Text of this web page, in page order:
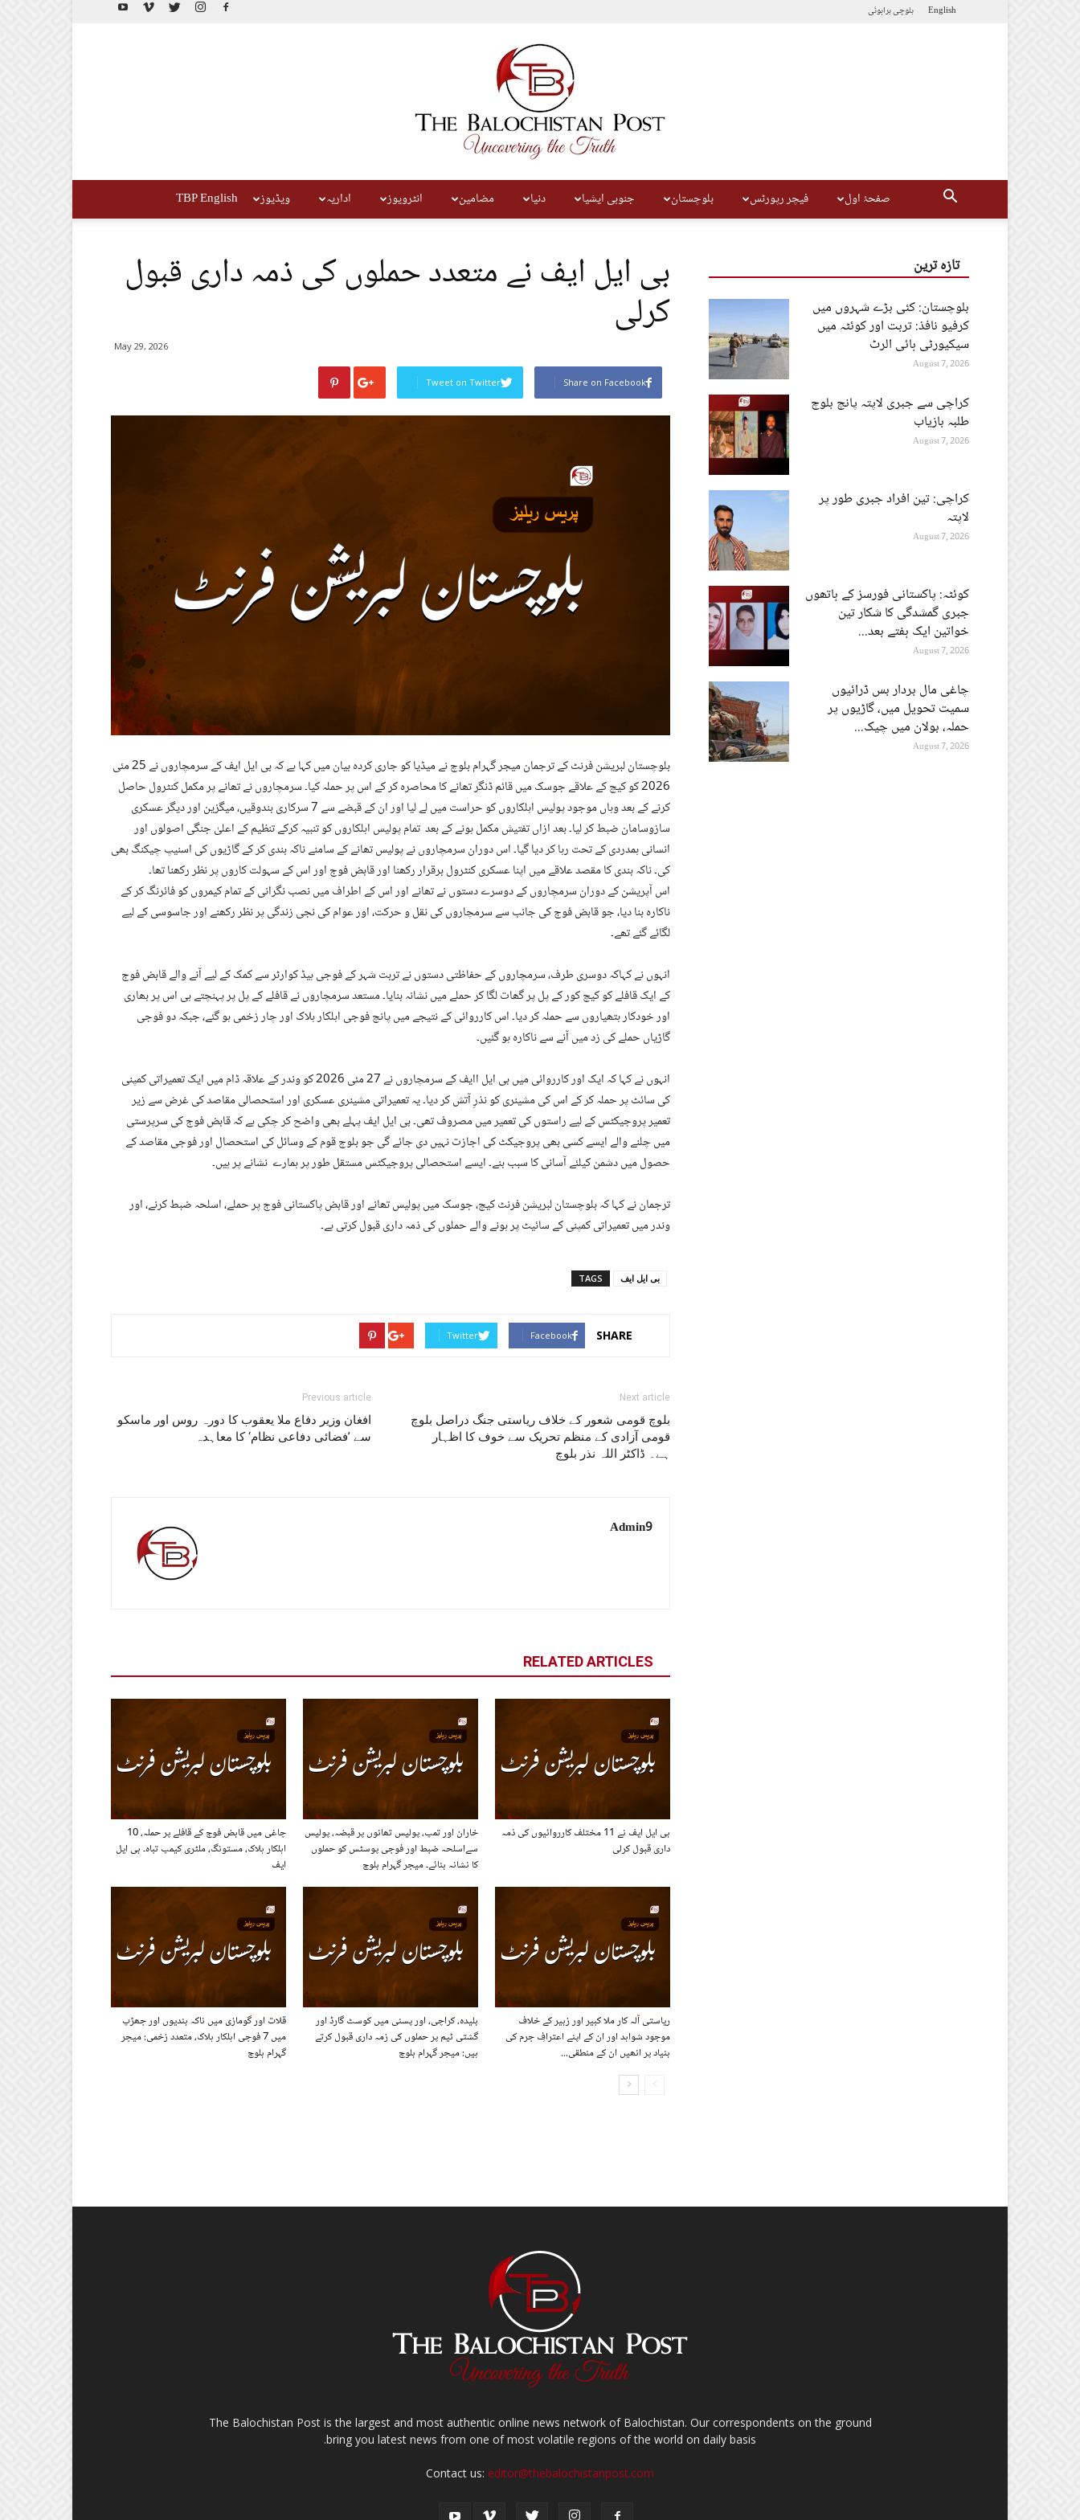
English بلوچیبراہوئی
صفحۂ اول فیچر رپورٹس بلوچستان جنوبی ایشیا دنیا مضامین انٹرویوز اداریہ ویڈیوز TBP English
بی ایل ایف نے متعدد حملوں کی ذمہ داری قبول
کرلی
May 29, 2026
Share on Facebook
Tweet on Twitter
بلوچستان لبریشن فرنٹ کے ترجمان میجر گہرام بلوچ نے میڈیا کو جاری کردہ بیان میں کہا ہے کہ بی ایل ایف کے سرمچاروں نے 25 مئی
2026 کو کیچ کے علاقے جوسک میں قائم ڈنگر تھانے کا محاصرہ کر کے اس پر حملہ کیا۔ سرمچاروں نے تھانے پر مکمل کنٹرول حاصل
کرنے کے بعد وہاں موجود پولیس اہلکاروں کو حراست میں لے لیا اور ان کے قبضے سے 7 سرکاری بندوقیں، میگزین اور دیگر عسکری
سازوسامان ضبط کر لیا۔ بعد ازاں تفتیش مکمل ہونے کے بعد تمام پولیس اہلکاروں کو تنبیہ کرکے تنظیم کے اعلیٰ جنگی اصولوں اور
انسانی ہمدردی کے تحت رہا کر دیا گیا۔ اس دوران سرمچاروں نے پولیس تھانے کے سامنے ناکہ بندی کر کے گاڑیوں کی اسنیپ چیکنگ بھی
کی۔ ناکہ بندی کا مقصد علاقے میں اپنا عسکری کنٹرول برقرار رکھنا اور قابض فوج اور اس کے سہولت کاروں پر نظر رکھنا تھا۔
اس آپریشن کے دوران سرمچاروں کے دوسرے دستوں نے تھانے اور اس کے اطراف میں نصب نگرانی کے تمام کیمروں کو فائرنگ کر کے
ناکارہ بنا دیا، جو قابض فوج کی جانب سے سرمچاروں کی نقل و حرکت، اور عوام کی نجی زندگی پر نظر رکھنے اور جاسوسی کے لیے
لگائے گئے تھے۔
انہوں نے کہاکہ دوسری طرف، سرمچاروں کے حفاظتی دستوں نے تربت شہر کے فوجی ہیڈ کوارٹر سے کمک کے لیے آنے والے قابض فوج
کے ایک قافلے کو کیچ کور کے پل پر گھات لگا کر حملے میں نشانہ بنایا۔ مستعد سرمچاروں نے قافلے کے پل پر پہنچتے ہی اس پر بھاری
اور خودکار ہتھیاروں سے حملہ کر دیا۔ اس کارروائی کے نتیجے میں پانچ فوجی اہلکار ہلاک اور چار زخمی ہو گئے، جبکہ دو فوجی
گاڑیاں حملے کی زد میں آنے سے ناکارہ ہو گئیں۔
انہوں نے کہا کہ ایک اور کارروائی میں بی ایل اایف کے سرمچاروں نے 27 مئی 2026 کو وندر کے علاقہ ڈام میں ایک تعمیراتی کمپنی
کی سائٹ پر حملہ کر کے اس کی مشینری کو نذرِ آتش کر دیا۔ یہ تعمیراتی مشینری عسکری اور استحصالی مقاصد کی غرض سے زیر
تعمیر پروجیکٹس کے لیے راستوں کی تعمیر میں مصروف تھی۔ بی ایل ایف پہلے بھی واضح کر چکی ہے کہ قابض فوج کی سرپرستی
میں چلنے والے ایسے کسی بھی پروجیکٹ کی اجازت نہیں دی جائے گی جو بلوچ قوم کے وسائل کی استحصال اور فوجی مقاصد کے
حصول میں دشمن کیلئے آسانی کا سبب بنے۔ ایسے استحصالی پروجیکٹس مستقل طور پر ہمارے نشانے پر ہیں۔
ترجمان نے کہا کہ بلوچستان لبریشن فرنٹ کیچ، جوسک میں پولیس تھانے اور قابض پاکستانی فوج پر حملے، اسلحہ ضبط کرنے، اور
وندر میں تعمیراتی کمپنی کے سائیٹ پر ہونے والے حملوں کی ذمہ داری قبول کرتی ہے۔
TAGS بی ایل ایف
SHARE
Facebook
Twitter
Previous article
افغان وزیر دفاع ملا یعقوب کا دورہ روس اور ماسکو
سے ’فضائی دفاعی نظام‘ کا معاہدہ
Next article
بلوچ قومی شعور کے خلاف ریاستی جنگ دراصل بلوچ
قومی آزادی کے منظم تحریک سے خوف کا اظہار
ہے۔ ڈاکٹر اللہ نذر بلوچ
Admin9
RELATED ARTICLES
چاغی میں قابض فوج کے قافلے پر حملہ، 10
اہلکار ہلاک، مستونگ، ملٹری کیمپ تباہ۔ بی ایل
ایف
خاران اور تمپ، پولیس تھانوں پر قبضہ، پولیس
سےاسلحہ ضبط اور فوجی پوسٹس کو حملوں
کا نشانہ بنائے۔ میجر گہرام بلوچ
بی ایل ایف نے 11 مختلف کارروائیوں کی ذمہ
داری قبول کرلی
قلات اور گومازی میں ناکہ بندیوں اور جھڑپ
میں 7 فوجی اہلکار ہلاک، متعدد زخمی: میجر
گہرام بلوچ
بلیدہ، کراچی، اور پسنی میں کوسٹ گارڈ اور
گشتی ٹیم پر حملوں کی زمہ داری قبول کرتے
ہیں: میجر گہرام بلوچ
ریاستی آلہ کار ملا کبیر اور زبیر کے خلاف
موجود شواہد اور ان کے اپنے اعترافِ جرم کی
بنیاد پر انھیں ان کے منطقی...
تازہ ترین
بلوچستان: کئی بڑے شہروں میں
کرفیو نافذ: تربت اور کوئٹہ میں
سیکیورٹی ہائی الرٹ
August 7, 2026
کراچی سے جبری لاپتہ پانچ بلوچ
طلبہ بازیاب
August 7, 2026
کراچی: تین افراد جبری طور پر
لاپتہ
August 7, 2026
کوئٹہ: پاکستانی فورسز کے ہاتھوں
جبری گمشدگی کا شکار تین
خواتین ایک ہفتے بعد...
August 7, 2026
چاغی مال بردار بس ڈرائیوں
سمیت تحویل میں، گاڑیوں پر
حملہ، بولان میں چیک...
August 7, 2026
The Balochistan Post is the largest and most authentic online news network of Balochistan. Our correspondents on the ground
bring you latest news from one of most volatile regions of the world on daily basis.
Contact us: editor@thebalochistanpost.com